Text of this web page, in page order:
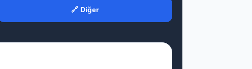
🔗 Diğer